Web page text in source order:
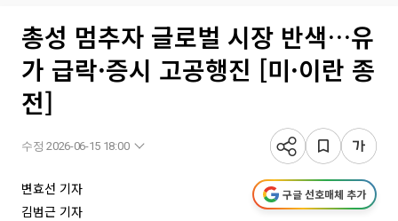
총성 멈추자 글로벌 시장 반색…유
가 급락·증시 고공행진 [미·이란 종
전]
수정 2026-06-15 18:00
변효선 기자
김범근 기자
구글 선호매체 추가